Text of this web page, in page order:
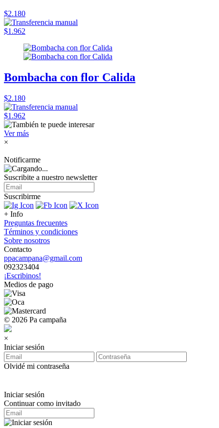
$2.180
$1.962
Bombacha con flor Calida
$2.180
$1.962
Ver más
×
Notificarme
Suscribite a nuestro newsletter
Suscribirme
+ Info
Preguntas frecuentes
Términos y condiciones
Sobre nosotros
Contacto
ppacampana@gmail.com
092323404
¡Escribinos!
Medios de pago
© 2026 Pa campaña
×
Iniciar sesión
Olvidé mi contraseña
Iniciar sesión
Continuar como invitado